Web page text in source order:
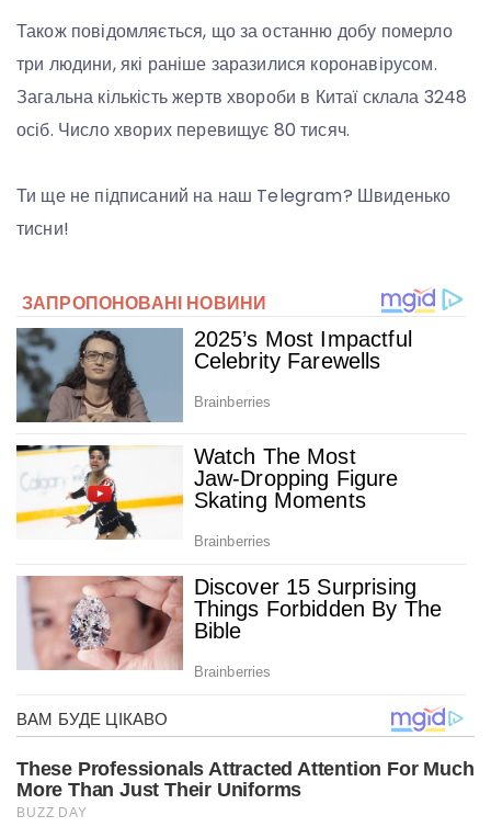
Також повідомляється, що за останню добу померло
три людини, які раніше заразилися коронавірусом.
Загальна кількість жертв хвороби в Китаї склала 3248
осіб. Число хворих перевищує 80 тисяч.
Ти ще не підписаний на наш Telegram? Швиденько
тисни!